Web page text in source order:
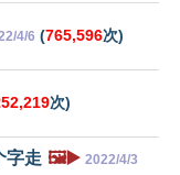
4/6 (765,596次)
次)
字走 🖼️▶️ 2022/4/3